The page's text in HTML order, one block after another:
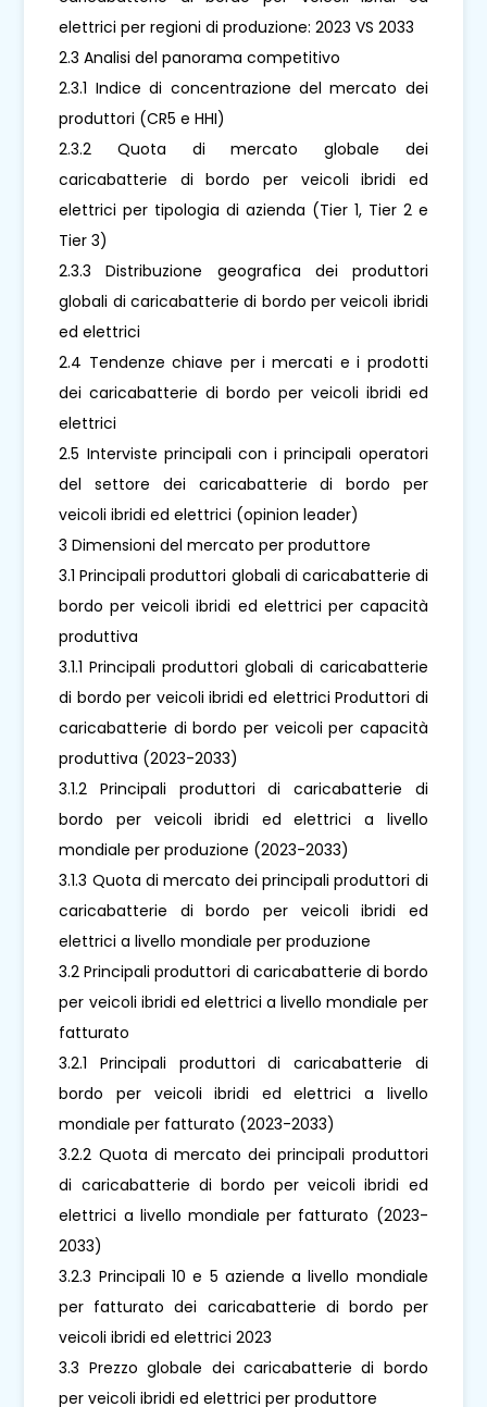
elettrici per regioni di produzione: 2023 VS 2033
2.3 Analisi del panorama competitivo
2.3.1 Indice di concentrazione del mercato dei
produttori (CR5 e HHI)
2.3.2 Quota di mercato globale dei
caricabatterie di bordo per veicoli ibridi ed
elettrici per tipologia di azienda (Tier 1, Tier 2 e
Tier 3)
2.3.3 Distribuzione geografica dei produttori
globali di caricabatterie di bordo per veicoli ibridi
ed elettrici
2.4 Tendenze chiave per i mercati e i prodotti
dei caricabatterie di bordo per veicoli ibridi ed
elettrici
2.5 Interviste principali con i principali operatori
del settore dei caricabatterie di bordo per
veicoli ibridi ed elettrici (opinion leader)
3 Dimensioni del mercato per produttore
3.1 Principali produttori globali di caricabatterie di
bordo per veicoli ibridi ed elettrici per capacità
produttiva
3.1.1 Principali produttori globali di caricabatterie
di bordo per veicoli ibridi ed elettrici Produttori di
caricabatterie di bordo per veicoli per capacità
produttiva (2023-2033)
3.1.2 Principali produttori di caricabatterie di
bordo per veicoli ibridi ed elettrici a livello
mondiale per produzione (2023-2033)
3.1.3 Quota di mercato dei principali produttori di
caricabatterie di bordo per veicoli ibridi ed
elettrici a livello mondiale per produzione
3.2 Principali produttori di caricabatterie di bordo
per veicoli ibridi ed elettrici a livello mondiale per
fatturato
3.2.1 Principali produttori di caricabatterie di
bordo per veicoli ibridi ed elettrici a livello
mondiale per fatturato (2023-2033)
3.2.2 Quota di mercato dei principali produttori
di caricabatterie di bordo per veicoli ibridi ed
elettrici a livello mondiale per fatturato (2023-
2033)
3.2.3 Principali 10 e 5 aziende a livello mondiale
per fatturato dei caricabatterie di bordo per
veicoli ibridi ed elettrici 2023
3.3 Prezzo globale dei caricabatterie di bordo
per veicoli ibridi ed elettrici per produttore